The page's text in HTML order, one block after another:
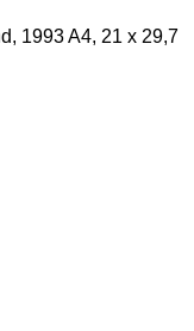
1993 A4, 21 x 29,7